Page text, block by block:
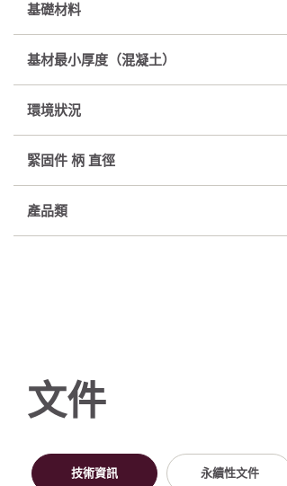
基礎材料
基材最小厚度（混凝土）
環境狀況
緊固件 柄 直徑
產品類
文件
技術資訊 永續性文件